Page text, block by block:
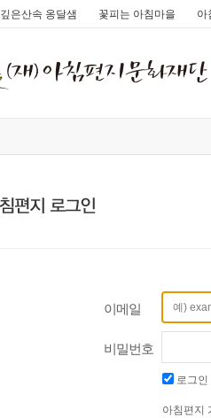
깊은산속 옹달샘 꽃피는 아침마을 아
이메일
비밀번호
로그인
아침편지